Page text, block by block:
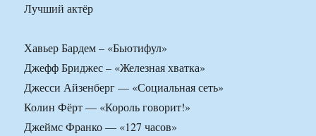
Лучший актёр
Хавьер Бардем – «Бьютифул»
Джефф Бриджес – «Железная хватка»
Джесси Айзенберг — «Социальная сеть»
Колин Фёрт — «Король говорит!»
Джеймс Франко — «127 часов»